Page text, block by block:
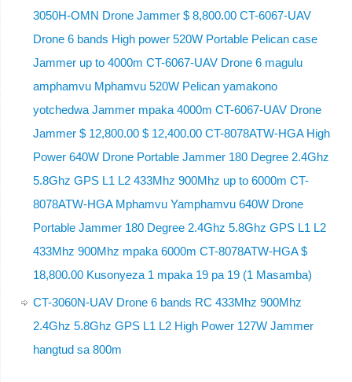
3050H-OMN Drone Jammer $ 8,800.00 CT-6067-UAV
Drone 6 bands High power 520W Portable Pelican case
Jammer up to 4000m CT-6067-UAV Drone 6 magulu
amphamvu Mphamvu 520W Pelican yamakono
yotchedwa Jammer mpaka 4000m CT-6067-UAV Drone
Jammer $ 12,800.00 $ 12,400.00 CT-8078ATW-HGA High
Power 640W Drone Portable Jammer 180 Degree 2.4Ghz
5.8Ghz GPS L1 L2 433Mhz 900Mhz up to 6000m CT-
8078ATW-HGA Mphamvu Yamphamvu 640W Drone
Portable Jammer 180 Degree 2.4Ghz 5.8Ghz GPS L1 L2
433Mhz 900Mhz mpaka 6000m CT-8078ATW-HGA $
18,800.00 Kusonyeza 1 mpaka 19 pa 19 (1 Masamba)
CT-3060N-UAV Drone 6 bands RC 433Mhz 900Mhz
2.4Ghz 5.8Ghz GPS L1 L2 High Power 127W Jammer
hangtud sa 800m